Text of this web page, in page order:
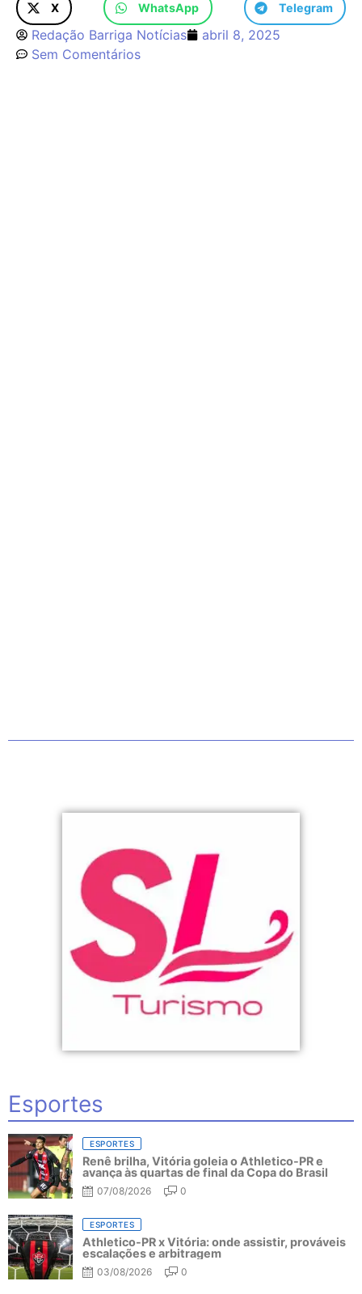
X WhatsApp Telegram
Redação Barriga Notícias
abril 8, 2025
Sem Comentários
Esportes
ESPORTES
Renê brilha, Vitória goleia o Athletico-PR e
avança às quartas de final da Copa do Brasil
07/08/2026 0
ESPORTES
Athletico-PR x Vitória: onde assistir, prováveis
escalações e arbitragem
03/08/2026 0